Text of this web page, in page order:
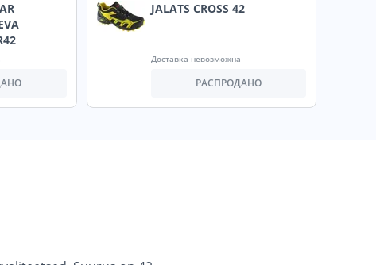
JALATS CROSS 42
Доставка невозможна
РАСПРОДАНО